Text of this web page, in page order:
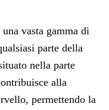
vasta gamma di
parte della
nella parte
alla
permettendo la